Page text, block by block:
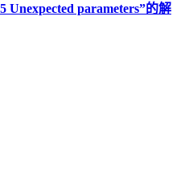
Unexpected parameters”的解